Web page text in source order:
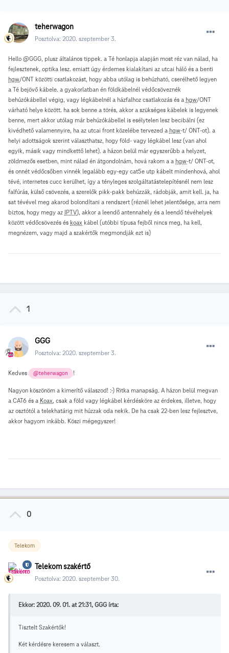
teherwagon
Posztolva: 2020. szeptember 3.
Hello @GGG, plusz általános tippek. a Té honlapja alapján most réz van nálad, ha
fejlesztenek, optika lesz. emiatt úgy érdemes kialakítani az utcai háló és a benti
hgw/ONT közötti csatlakozást, hogy abba utólag is behúzható, cserélhető legyen
a Té bejövő kábele. a gyakorlatban én földkábelnél védőcsöveznék
behúzókábellel végig, vagy légkábelnél a házfalhoz csatlakozás és a hgw/ONT
várható helye között. ha sok benne a törés, akkor a szükséges kábelek is legyenek
benne, mert akkor utólag már behúzókábellel is esélytelen lesz becibálni (ez
kivédhető valamennyire, ha az utcai front közelébe tervezed a hgw-t/ ONT-ot). a
helyi adottságok szerint választhatsz, hogy föld- vagy légkábel lesz (van ahol
egyik, másik vagy mindkettő lehet). a házon belül már egyszerűbb a helyzet,
zöldmezős esetben, mint nálad én átgondolnám, hová rakom a a hgw-t/ ONT-ot,
és onnét védőcsőben vinnék legalább egy-egy cat5e utp kábelt mindenhová, ahol
tévé, internetes cucc kerülhet, így a tényleges szolgáltatástelepítésnél nem lesz
falfúrás, külső csövezés, a szerelők pikk-pakk behúzzák, rádobják, amit kell. ja, ha
sat tévével meg akarod bolondítani a rendszert (réznél lehet jelentősége, arra nem
biztos, hogy megy az IPTV), akkor a leendő antennahely és a leendő tévéhelyek
között védőcsövezés és koax kábel (utóbbi típusa fejből nincs meg, ha kell,
megnézem, vagy majd a szakértők megmondják ezt is)
1
GGG
Posztolva: 2020. szeptember 3.
Kedves @teherwagon !
Nagyon köszönöm a kimerítő válaszod! :-) Ritka manapság. A házon belül megvan
a CAT6 és a Koax, csak a föld vagy légkábel kérdésköre az érdekes, illetve, hogy
az osztótól a telekhatárig mit húzzak oda nekik. De ha csak 22-ben lesz fejlesztve,
akkor hagyom inkább. Köszi mégegyszer!
0
Telekom
Telekom szakértő
Posztolva: 2020. szeptember 30.
Ekkor: 2020. 09. 01. at 21:31, GGG írta:
Tisztelt Szakértők!
Két kérdésre keresem a választ.